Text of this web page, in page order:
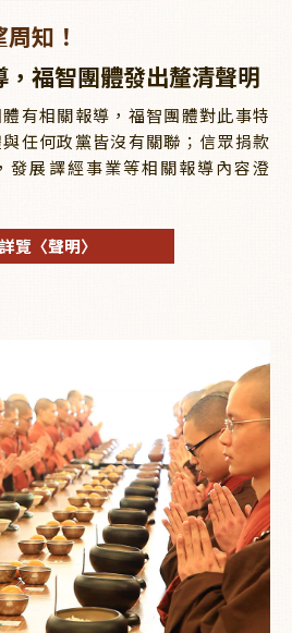
知！
福智團體發出釐清聲明
有相關報導，福智團體對此事特
任何政黨皆沒有關聯；信眾捐款
發展譯經事業等相關報導內容澄
詳覽〈聲明〉